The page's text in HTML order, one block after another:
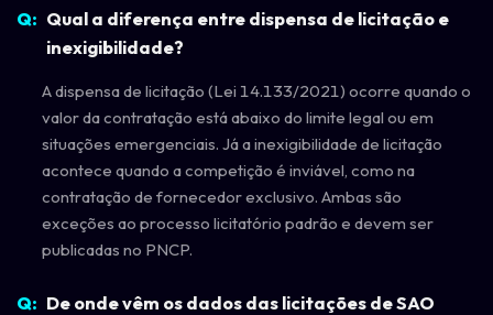
Qual a diferença entre dispensa de licitação e
inexigibilidade?
A dispensa de licitação (Lei 14.133/2021) ocorre quando o
valor da contratação está abaixo do limite legal ou em
situações emergenciais. Já a inexigibilidade de licitação
acontece quando a competição é inviável, como na
contratação de fornecedor exclusivo. Ambas são
exceções ao processo licitatório padrão e devem ser
publicadas no PNCP.
De onde vêm os dados das licitações de SAO